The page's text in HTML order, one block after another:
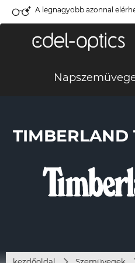
A legnagyobb azonnal
TIMBERLAND